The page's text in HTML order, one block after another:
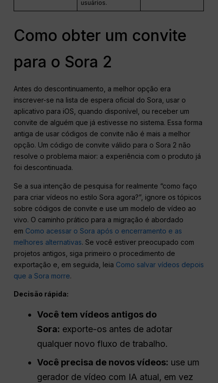
usuários.
Como obter um convite
para o Sora 2
Antes do descontinuamento, a melhor opção era
inscrever-se na lista de espera oficial do Sora, usar o
aplicativo para iOS, quando disponível, ou receber um
convite de alguém que já estivesse no sistema. Essa forma
antiga de usar códigos de convite não é mais a melhor
opção. Um código de convite válido para o Sora 2 não
resolve o problema maior: a experiência com o produto já
foi descontinuada.
Se a sua intenção de pesquisa for realmente “como faço
para criar vídeos no estilo Sora agora?”, ignore os tópicos
sobre códigos de convite e use um modelo de vídeo ao
vivo. O caminho prático para a migração é abordado
em Como acessar o Sora após o encerramento e as
melhores alternativas. Se você estiver preocupado com
projetos antigos, siga primeiro o procedimento de
exportação e, em seguida, leia Como salvar vídeos depois
que a Sora morre.
Decisão rápida:
Você tem vídeos antigos do
Sora: exporte-os antes de adotar
qualquer novo fluxo de trabalho.
Você precisa de novos vídeos: use um
gerador de vídeo com IA atual, em vez